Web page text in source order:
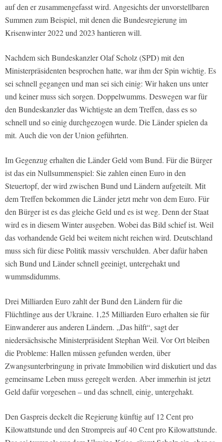
auf den er zusammengefasst wird. Angesichts der unvorstellbaren
Summen zum Beispiel, mit denen die Bundesregierung im
Krisenwinter 2022 und 2023 hantieren will.
Nachdem sich Bundeskanzler Olaf Scholz (SPD) mit den
Ministerpräsidenten besprochen hatte, war ihm der Spin wichtig. Es
sei schnell gegangen und man sei sich einig: Wir haken uns unter
und keiner muss sich sorgen. Doppelwumms. Deswegen war für
den Bundeskanzler das Wichtigste an dem Treffen, dass es so
schnell und so einig durchgezogen wurde. Die Länder spielen da
mit. Auch die von der Union geführten.
Im Gegenzug erhalten die Länder Geld vom Bund. Für die Bürger
ist das ein Nullsummenspiel: Sie zahlen einen Euro in den
Steuertopf, der wird zwischen Bund und Ländern aufgeteilt. Mit
dem Treffen bekommen die Länder jetzt mehr von dem Euro. Für
den Bürger ist es das gleiche Geld und es ist weg. Denn der Staat
wird es in diesem Winter ausgeben. Wobei das Bild schief ist. Weil
das vorhandende Geld bei weitem nicht reichen wird. Deutschland
muss sich für diese Politik massiv verschulden. Aber dafür haben
sich Bund und Länder schnell geeinigt, untergehakt und
wummsdidumms.
Drei Milliarden Euro zahlt der Bund den Ländern für die
Flüchtlinge aus der Ukraine. 1,25 Milliarden Euro erhalten sie für
Einwanderer aus anderen Ländern. „Das hilft“, sagt der
niedersächsische Ministerpräsident Stephan Weil. Vor Ort bleiben
die Probleme: Hallen müssen gefunden werden, über
Zwangsunterbringung in private Immobilien wird diskutiert und das
gemeinsame Leben muss geregelt werden. Aber immerhin ist jetzt
Geld dafür vorgesehen – und das schnell, einig, untergehakt.
Den Gaspreis deckelt die Regierung künftig auf 12 Cent pro
Kilowattstunde und den Strompreis auf 40 Cent pro Kilowattstunde.